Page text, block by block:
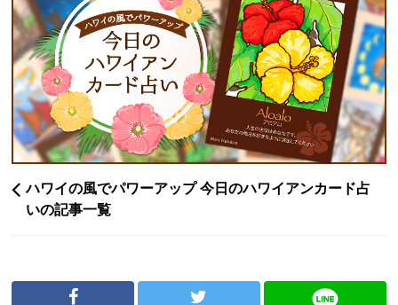
ハワイの風でパワーアップ 今日のハワイアンカード占
いの記事一覧